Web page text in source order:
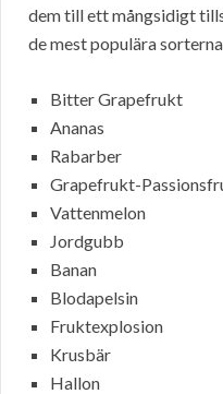
dem till ett mångsidigt
de mest populära
Bitter Grapefrukt
Ananas
Rabarber
Grapefrukt-
Vattenmelon
Jordgubb
Banan
Blodapelsin
Fruktexplosion
Krusbär
Hallon